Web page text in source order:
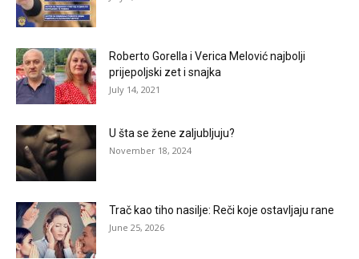
Roberto Gorella i Verica Melović najbolji
prijepoljski zet i snajka
July 14, 2021
U šta se žene zaljubljuju?
November 18, 2024
Trač kao tiho nasilje: Reči koje ostavljaju rane
June 25, 2026